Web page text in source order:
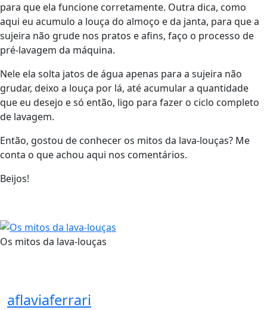
para que ela funcione corretamente. Outra dica, como
aqui eu acumulo a louça do almoço e da janta, para que a
sujeira não grude nos pratos e afins, faço o processo de
pré-lavagem da máquina.
Nele ela solta jatos de água apenas para a sujeira não
grudar, deixo a louça por lá, até acumular a quantidade
que eu desejo e só então, ligo para fazer o ciclo completo
de lavagem.
Então, gostou de conhecer os mitos da lava-louças? Me
conta o que achou aqui nos comentários.
Beijos!
Os mitos da lava-louças
aflaviaferrari